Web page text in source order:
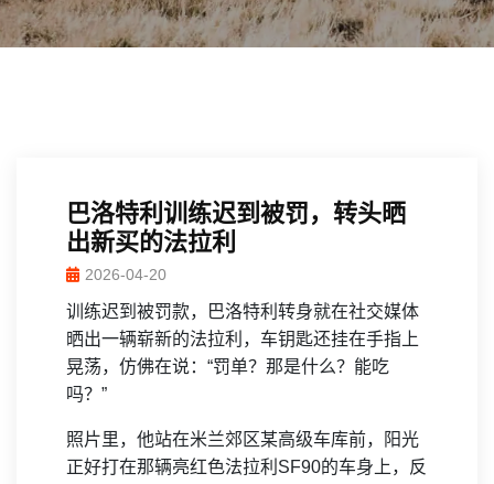
巴洛特利训练迟到被罚，转头晒
出新买的法拉利
2026-04-20
训练迟到被罚款，巴洛特利转身就在社交媒体
晒出一辆崭新的法拉利，车钥匙还挂在手指上
晃荡，仿佛在说：“罚单？那是什么？能吃
吗？”
照片里，他站在米兰郊区某高级车库前，阳光
正好打在那辆亮红色法拉利SF90的车身上，反